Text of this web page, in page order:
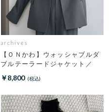
archives
【ＯＮかわ】ウォッシャブルダ
ブルテーラードジャケット／
￥8,800